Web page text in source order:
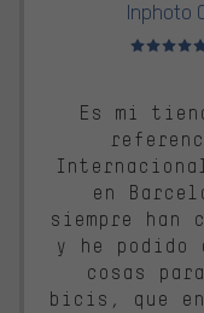
Inphoto
Valoración
Es mi
en
siempre han
y he podido
cosas
bicis, que en